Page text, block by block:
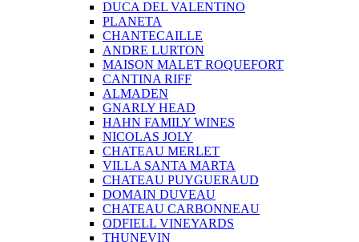
DUCA DEL VALENTINO
PLANETA
CHANTECAILLE
ANDRE LURTON
MAISON MALET ROQUEFORT
CANTINA RIFF
ALMADEN
GNARLY HEAD
HAHN FAMILY WINES
NICOLAS JOLY
CHATEAU MERLET
VILLA SANTA MARTA
CHATEAU PUYGUERAUD
DOMAIN DUVEAU
CHATEAU CARBONNEAU
ODFIELL VINEYARDS
THUNEVIN